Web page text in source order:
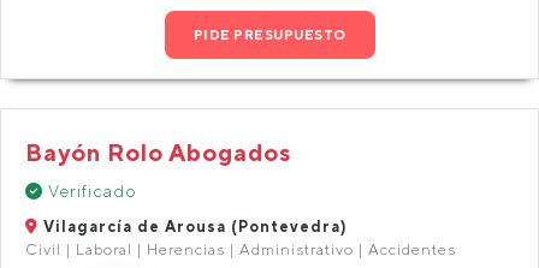
PIDE PRESUPUESTO
Bayón Rolo Abogados
Verificado
Vilagarcía de Arousa (Pontevedra)
Civil | Laboral | Herencias | Administrativo | Accidentes